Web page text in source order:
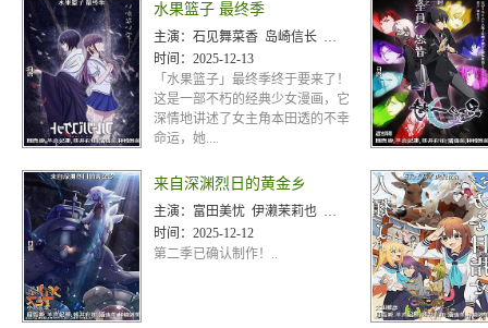
水果篮子 最终季
主演： 石见舞菜香 岛崎信长 内田雄马 中村悠一 钉宫理惠 Rie Kugimiya 潘惠美 古川慎 兴津和
时间： 2025-12-13
「水果篮子」最终季终于要来了！
这是一部不朽的经典少女漫画，它
深情地讲述了女主角本田透的不幸
命运，她....
来自深渊烈日的黄金乡
主演： 富田美忧 伊濑茉莉也 井泽诗织 水濑祈 久野美咲 寺崎裕香 平田广明 斋贺光希
时间： 2025-12-12
第二季已确认制作！..